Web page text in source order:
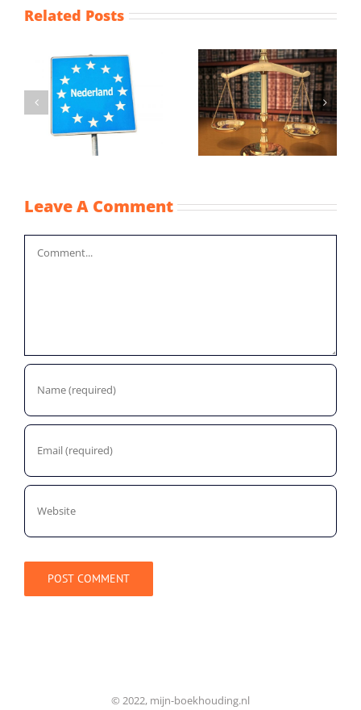
Related Posts
Gelijkere
behandeling
vreemd en eigen
Wijziging Besluit
fiscale
noodmaatregelen
coronacrisis
Leave A Comment
© 2022, mijn-boekhouding.nl